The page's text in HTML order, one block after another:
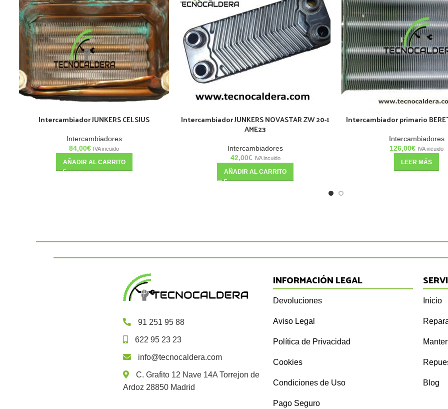
Intercambiador JUNKERS CELSIUS
Intercambiadores
84,00€ IVA incuido
AÑADIR AL CARRITO
Intercambiador JUNKERS NOVASTAR ZW 20-1
AME23
Intercambiadores
42,00€ IVA incuido
AÑADIR AL CARRITO
Intercambiador primario
Intercambiadores
126,00€ IVA incuido
LEER MÁS
91 251 95 88
622 95 23 23
info@tecnocaldera.com
C. Grafito 12 Nave 14A Torrejon de
Ardoz 28850 Madrid
INFORMACIÓN LEGAL
Devoluciones
Aviso Legal
Política de Privacidad
Cookies
Condiciones de Uso
Pago Seguro
Inicio
Blog